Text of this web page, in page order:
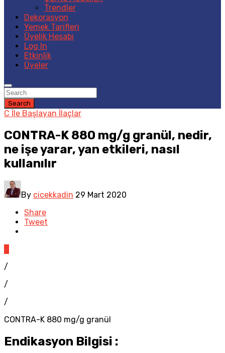
Trendler
Dekorasyon
Yemek Tarifleri
Üyelik Hesabı
Log In
Etkinlik
Üyeler
Search
C İle Başlayan İlaçlar
CONTRA-K 880 mg/g granül, nedir,
ne işe yarar, yan etkileri, nasıl
kullanılır
By cicekkadin 29 Mart 2020
Share
Tweet
/
/
/
CONTRA-K 880 mg/g granül
Endikasyon Bilgisi :